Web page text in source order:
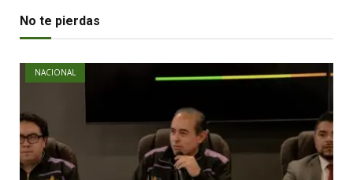
No te pierdas
NACIONAL